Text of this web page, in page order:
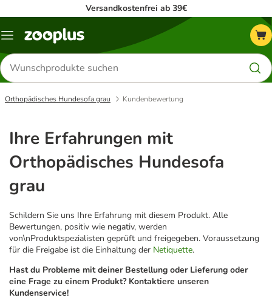
Versandkostenfrei ab 39€
Menü
Produkte
suchen
Orthopädisches Hundesofa grau Kundenbewertung
Ihre Erfahrungen mit
Orthopädisches Hundesofa
grau
Schildern Sie uns Ihre Erfahrung mit diesem Produkt. Alle
Bewertungen, positiv wie negativ, werden
von\nProduktspezialisten geprüft und freigegeben. Voraussetzung
für die Freigabe ist die Einhaltung der Netiquette.
Hast du Probleme mit deiner Bestellung oder Lieferung oder
eine Frage zu einem Produkt? Kontaktiere unseren
Kundenservice!